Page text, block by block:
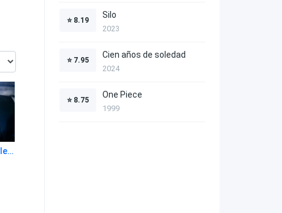
Sanctuary: A Witch's Tale 1x4
⭐ 8.19
Silo
2023
⭐ 7.95
Cien años de soledad
2024
⭐ 8.75
One Piece
1999